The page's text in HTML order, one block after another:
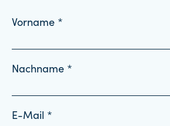
Vorname *
Nachname *
E-Mail *